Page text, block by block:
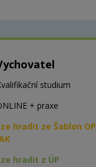
studium
+ praxe
hradit ze Šablon OP
hradit z ÚP